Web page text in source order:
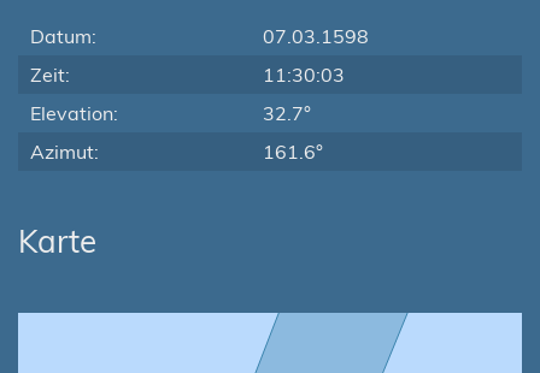
Datum:
07.03.1598
Zeit:
11:30:03
Elevation:
32.7°
Azimut:
161.6°
Karte